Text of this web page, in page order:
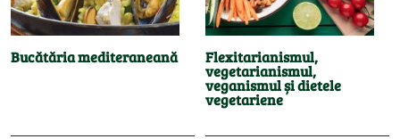
Bucătăria mediteraneană Flexitarianismul,
vegetarianismul,
veganismul și dietele
vegetariene